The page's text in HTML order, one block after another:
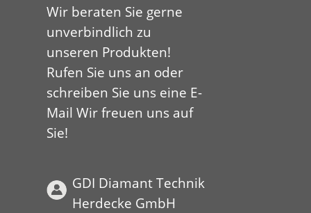
Wir beraten Sie gerne
unverbindlich zu
unseren Produkten!
Rufen Sie uns an oder
schreiben Sie uns eine E-
Mail Wir freuen uns auf
Sie!
GDI Diamant Technik
Herdecke GmbH